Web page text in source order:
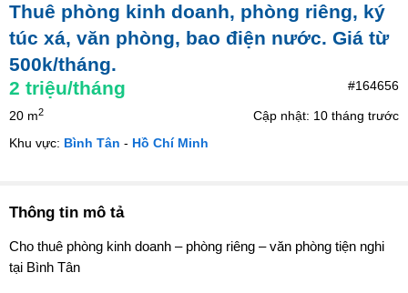
Thuê phòng kinh doanh, phòng riêng, ký
túc xá, văn phòng, bao điện nước. Giá từ
500k/tháng.
2 triệu/tháng #164656
20 m2
Cập nhật: 10 tháng trước
Khu vực: Bình Tân - Hồ Chí Minh
Thông tin mô tả
Cho thuê phòng kinh doanh – phòng riêng – văn phòng tiện nghi
tại Bình Tân